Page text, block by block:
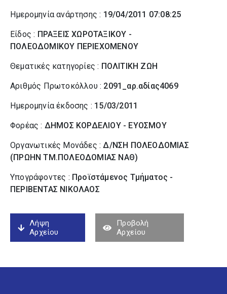
Ημερομηνία ανάρτησης : 19/04/2011 07:08:25
Είδος : ΠΡΑΞΕΙΣ ΧΩΡΟΤΑΞΙΚΟΥ -
ΠΟΛΕΟΔΟΜΙΚΟΥ ΠΕΡΙΕΧΟΜΕΝΟΥ
Θεματικές κατηγορίες : ΠΟΛΙΤΙΚΗ ΖΩΗ
Αριθμός Πρωτοκόλλου : 2091_αρ.αδίας4069
Ημερομηνία έκδοσης : 15/03/2011
Φορέας : ΔΗΜΟΣ ΚΟΡΔΕΛΙΟΥ - ΕΥΟΣΜΟΥ
Οργανωτικές Μονάδες :Δ/ΝΣΗ ΠΟΛΕΟΔΟΜΙΑΣ
(ΠΡΩΗΝ ΤΜ.ΠΟΛΕΟΔΟΜΙΑΣ ΝΑΘ)
Υπογράφοντες : Προϊστάμενος Τμήματος -
ΠΕΡΙΒΕΝΤΑΣ ΝΙΚΟΛΑΟΣ
Λήψη
Αρχείου
Προβολή
Αρχείου